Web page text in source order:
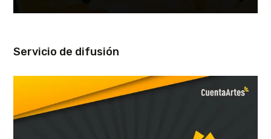
Servicio de difusión